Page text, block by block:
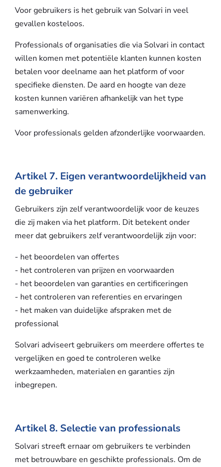
Voor gebruikers is het gebruik van Solvari in veel
gevallen kosteloos.
Professionals of organisaties die via Solvari in contact
willen komen met potentiële klanten kunnen kosten
betalen voor deelname aan het platform of voor
specifieke diensten. De aard en hoogte van deze
kosten kunnen variëren afhankelijk van het type
samenwerking.
Voor professionals gelden afzonderlijke voorwaarden.
Artikel 7. Eigen verantwoordelijkheid van
de gebruiker
Gebruikers zijn zelf verantwoordelijk voor de keuzes
die zij maken via het platform. Dit betekent onder
meer dat gebruikers zelf verantwoordelijk zijn voor:
- het beoordelen van offertes
- het controleren van prijzen en voorwaarden
- het beoordelen van garanties en certificeringen
- het controleren van referenties en ervaringen
- het maken van duidelijke afspraken met de
professional
Solvari adviseert gebruikers om meerdere offertes te
vergelijken en goed te controleren welke
werkzaamheden, materialen en garanties zijn
inbegrepen.
Artikel 8. Selectie van professionals
Solvari streeft ernaar om gebruikers te verbinden
met betrouwbare en geschikte professionals. Om de